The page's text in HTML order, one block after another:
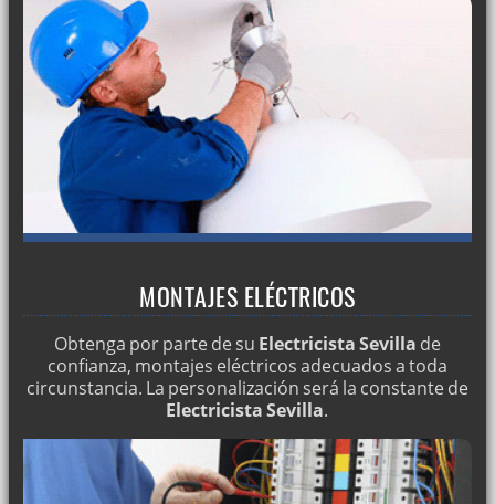
MONTAJES ELÉCTRICOS
Obtenga por parte de su Electricista Sevilla de
confianza, montajes eléctricos adecuados a toda
circunstancia. La personalización será la constante de
Electricista Sevilla.